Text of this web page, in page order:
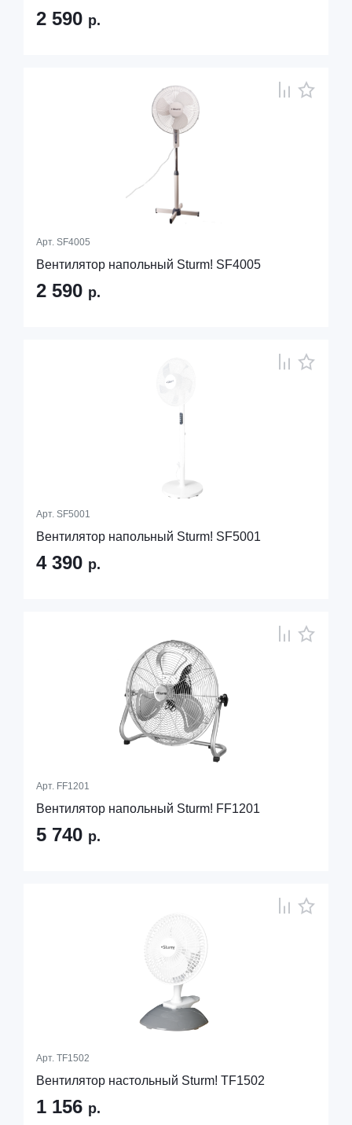
2 590 р.
Арт. SF4005
Вентилятор напольный Sturm! SF4005
2 590 р.
Арт. SF5001
Вентилятор напольный Sturm! SF5001
4 390 р.
Арт. FF1201
Вентилятор напольный Sturm! FF1201
5 740 р.
Арт. TF1502
Вентилятор настольный Sturm! TF1502
1 156 р.